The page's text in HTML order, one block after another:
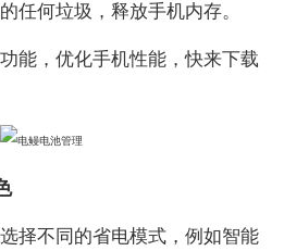
任何垃圾，释放手机内存。
能，优化手机性能，快来下载
择不同的省电模式，例如智能